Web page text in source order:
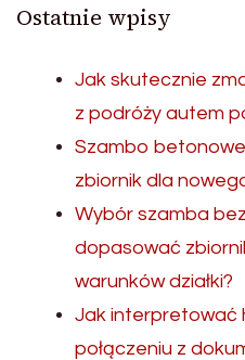
Ostatnie wpisy
Jak skutecznie
z podróży autem
Szambo
zbiornik dla
Wybór szamba
dopasować
warunków działki?
Jak interpretować
połączeniu z